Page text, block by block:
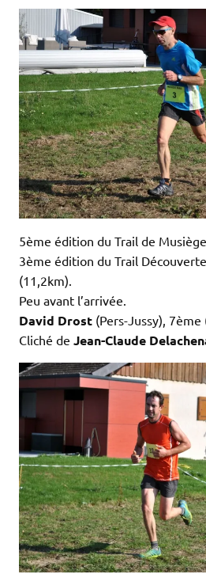
5ème édition du Trail de
3ème édition du Trail
(11,2km).
Peu avant l’arrivée.
David Drost (Pers-Jussy),
Cliché de Jean-Claude